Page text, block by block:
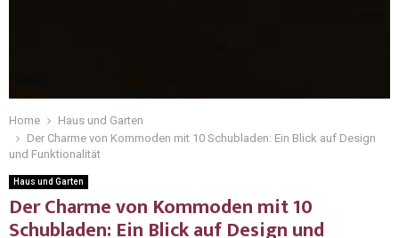
Home
Haus und Garten
Der Charme von Kommoden mit 10 Schubladen: Ein Blick auf Design
und Funktionalität
Haus und Garten
Der Charme von Kommoden mit 10
Schubladen: Ein Blick auf Design und